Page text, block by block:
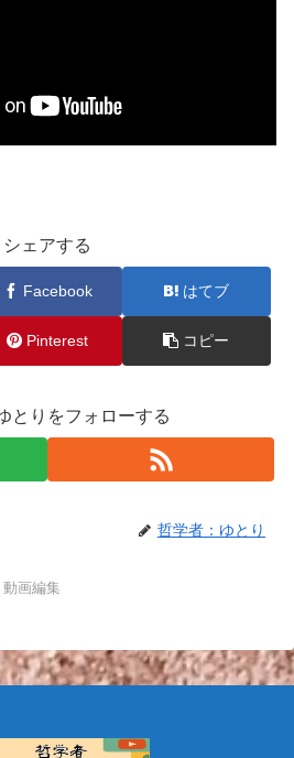
シェアする
Facebook はてブ
Pinterest コピー
とりをフォローする
哲学者：ゆとり
画編集